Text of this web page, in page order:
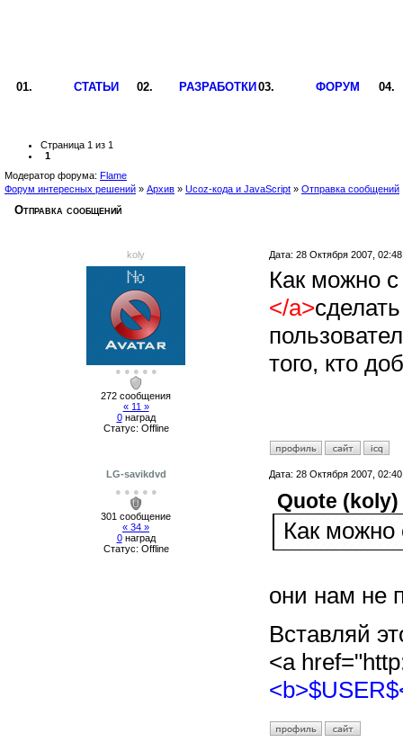
СТАТЬИ РАЗРАБОТКИ ФОРУМ
Страница 1 из 1
1
Модератор форума: Flame
Форум интересных решений » Архив » Ucoz-кода и JavaScript » Отправка сообщений
Отправка сообщений
koly Дата: 28 Октября 2007, 02:48
● ● ● ● ●
272 сообщения
« 11 »
0наград
Статус: Offline
Как можно
</a>
того, кто
LG-savikdvd Дата: 28 Октября 2007, 02:40
● ● ● ● ●
301 сообщение
« 34 »
0наград
Статус: Offline
Quote (koly)
Как можно
они нам не
Вставляй
<a